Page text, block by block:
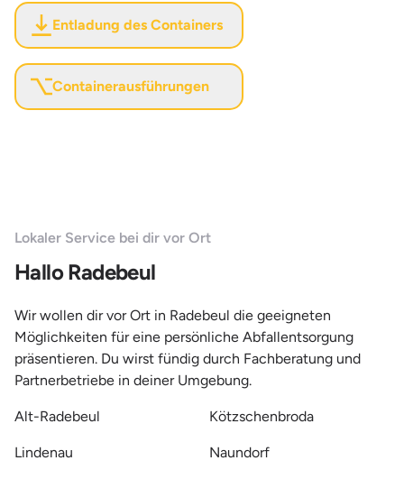
Entladung des Containers
Containerausführungen
Lokaler Service bei dir vor Ort
Hallo Radebeul
Wir wollen dir vor Ort in Radebeul die geeigneten
Möglichkeiten für eine persönliche Abfallentsorgung
präsentieren. Du wirst fündig durch Fachberatung und
Partnerbetriebe in deiner Umgebung.
Alt-Radebeul Kötzschenbroda
Lindenau Naundorf